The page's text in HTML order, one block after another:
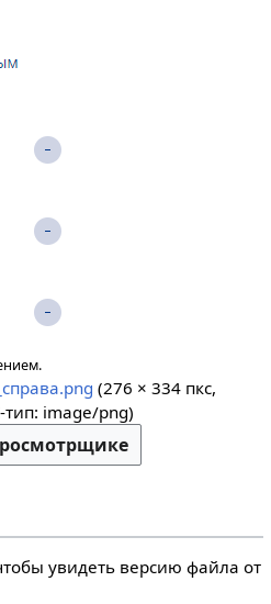
(276 × 334 пкс,
image/png)
увидеть версию файла от